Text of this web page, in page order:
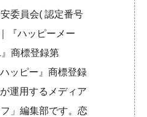
委員会( 認定番号
『ハッピーメー
商標登録第
ッピー』商標登録
運用するメディア
フ」編集部です。恋